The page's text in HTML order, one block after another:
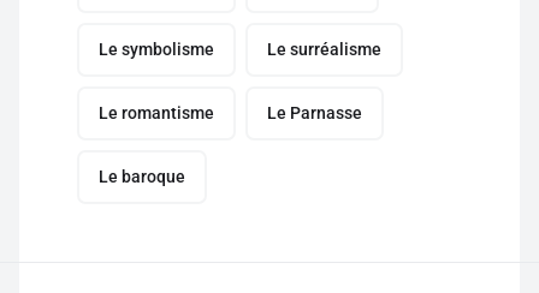
Le symbolisme Le surréalisme
Le romantisme Le Parnasse
Le baroque